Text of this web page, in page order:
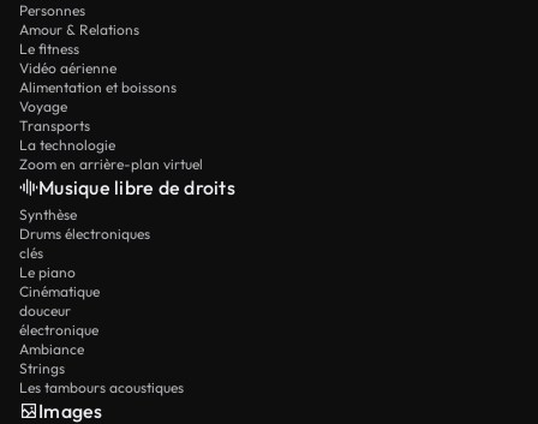
Personnes
Amour & Relations
Le fitness
Vidéo aérienne
Alimentation et boissons
Voyage
Transports
La technologie
Zoom en arrière-plan virtuel
Musique libre de droits
Synthèse
Drums électroniques
clés
Le piano
Cinématique
douceur
électronique
Ambiance
Strings
Les tambours acoustiques
Images